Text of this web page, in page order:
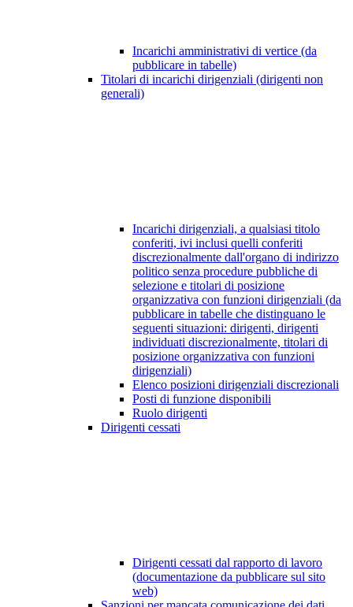
Incarichi amministrativi di vertice (da
pubblicare in tabelle)
Titolari di incarichi dirigenziali (dirigenti non
generali)
Incarichi dirigenziali, a qualsiasi titolo
conferiti, ivi inclusi quelli conferiti
discrezionalmente dall'organo di indirizzo
politico senza procedure pubbliche di
selezione e titolari di posizione
organizzativa con funzioni dirigenziali (da
pubblicare in tabelle che distinguano le
seguenti situazioni: dirigenti, dirigenti
individuati discrezionalmente, titolari di
posizione organizzativa con funzioni
dirigenziali)
Elenco posizioni dirigenziali discrezionali
Posti di funzione disponibili
Ruolo dirigenti
Dirigenti cessati
Dirigenti cessati dal rapporto di lavoro
(documentazione da pubblicare sul sito
web)